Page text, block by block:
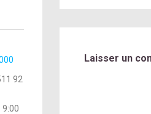
92
9:00
Laisser un